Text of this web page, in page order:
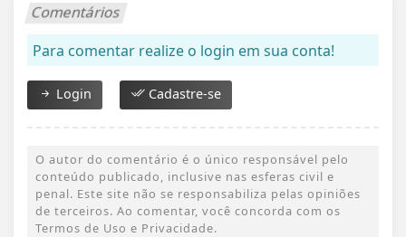
Comentários
Para comentar realize o login em sua conta!
Login Cadastre-se
O autor do comentário é o único responsável pelo
conteúdo publicado, inclusive nas esferas civil e
penal. Este site não se responsabiliza pelas opiniões
de terceiros. Ao comentar, você concorda com os
Termos de Uso e Privacidade.